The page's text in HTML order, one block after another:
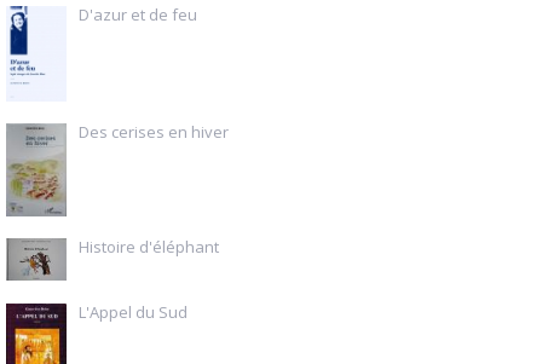
D'azur et de feu
Des cerises en hiver
Histoire d'éléphant
L'Appel du Sud